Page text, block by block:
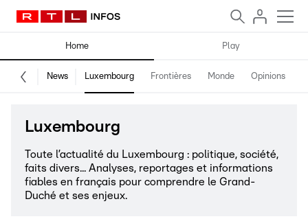
Home Play
News Luxembourg Frontières Monde Opinions
Luxembourg
Toute l’actualité du Luxembourg : politique, société,
faits divers... Analyses, reportages et informations
fiables en français pour comprendre le Grand-
Duché et ses enjeux.